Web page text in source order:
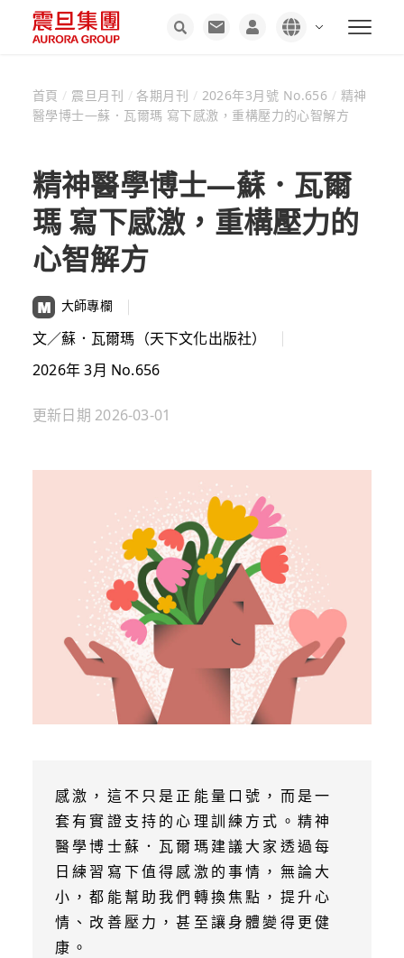
首頁 / 震旦月刊 /各期月刊 / 2026年3月號 No.656 / 精神
醫學博士—蘇．瓦爾瑪 寫下感激，重構壓力的心智解方
精神醫學博士—蘇．瓦爾
瑪 寫下感激，重構壓力的
心智解方
大師專欄
文／蘇．瓦爾瑪（天下文化出版社）
2026年 3月 No.656
更新日期 2026-03-01
感激，這不只是正能量口號，而是一
套有實證支持的心理訓練方式。精神
醫學博士蘇．瓦爾瑪建議大家透過每
日練習寫下值得感激的事情，無論大
小，都能幫助我們轉換焦點，提升心
情、改善壓力，甚至讓身體變得更健
康。